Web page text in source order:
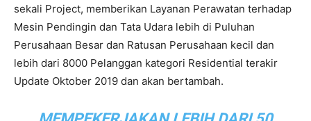
sekali Project, memberikan Layanan Perawatan terhadap
Mesin Pendingin dan Tata Udara lebih di Puluhan
Perusahaan Besar dan Ratusan Perusahaan kecil dan
lebih dari 8000 Pelanggan kategori Residential terakir
Update Oktober 2019 dan akan bertambah.